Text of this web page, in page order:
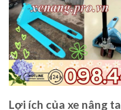
Lợi ích của xe nâng